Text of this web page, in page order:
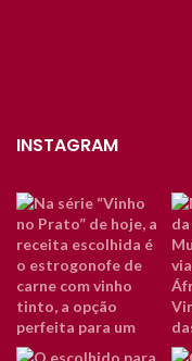
INSTAGRAM